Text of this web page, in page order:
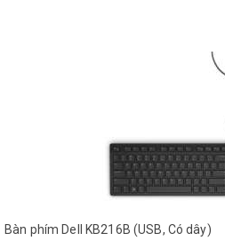
Bàn phím Dell KB216B (USB, Có dây)